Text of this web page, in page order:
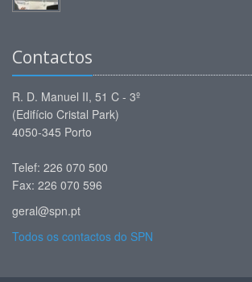
Contactos
R. D. Manuel II, 51 C - 3º
(Edifício Cristal Park)
4050-345 Porto
Telef: 226 070 500
Fax: 226 070 596
geral@spn.pt
Todos os contactos do SPN